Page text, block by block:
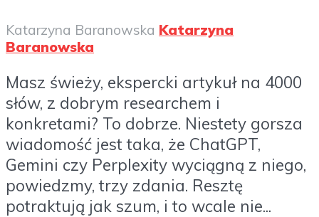
Katarzyna Baranowska Katarzyna
Baranowska
Masz świeży, ekspercki artykuł na 4000
słów, z dobrym researchem i
konkretami? To dobrze. Niestety gorsza
wiadomość jest taka, że ChatGPT,
Gemini czy Perplexity wyciągną z niego,
powiedzmy, trzy zdania. Resztę
potraktują jak szum, i to wcale nie...